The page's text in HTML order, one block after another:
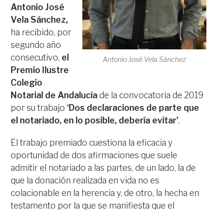
Antonio José Vela Sánchez
Antonio José
Vela Sánchez,
ha recibido, por
segundo año
consecutivo, el
Premio Ilustre
Colegio
Notarial de Andalucíade la convocatoria de 2019
por su trabajo ‘Dos declaraciones de parte que
el notariado, en lo posible, debería evitar’.
El trabajo premiado cuestiona la eficacia y
oportunidad de dos afirmaciones que suele
admitir el notariado a las partes, de un lado, la de
que la donación realizada en vida no es
colacionable en la herencia y, de otro, la hecha en
testamento por la que se manifiesta que el